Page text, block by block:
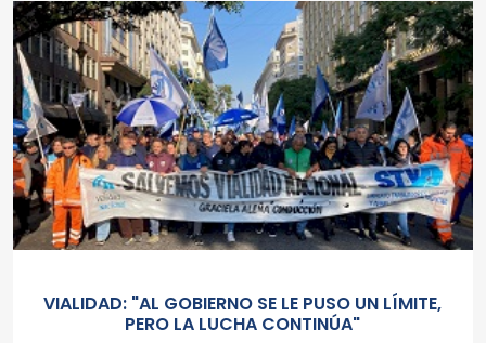
VIALIDAD: "AL GOBIERNO SE LE PUSO UN LÍMITE,
PERO LA LUCHA CONTINÚA"